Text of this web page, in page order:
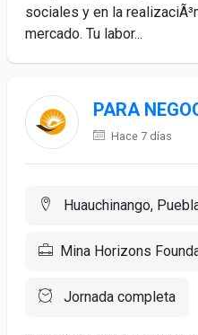
sociales y en la
mercado. Tu labor...
PARA
Hace 7 días
Huauchinango,
Mina Horizons
Jornada completa